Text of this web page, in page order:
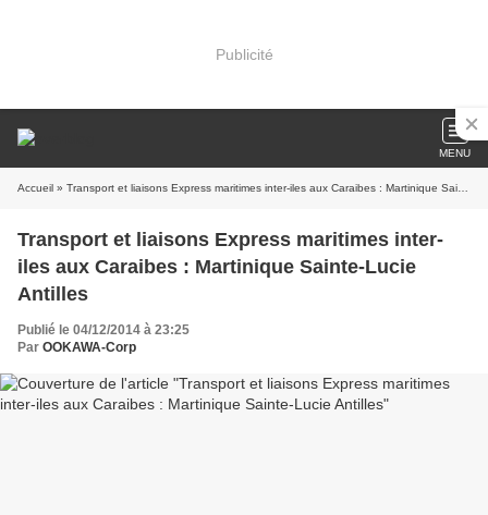
Publicité
MENU
Accueil » Transport et liaisons Express maritimes inter-iles aux Caraibes : Martinique Sainte-Lucie Antilles
Transport et liaisons Express maritimes inter-
iles aux Caraibes : Martinique Sainte-Lucie
Antilles
Publié le 04/12/2014 à 23:25
Par OOKAWA-Corp